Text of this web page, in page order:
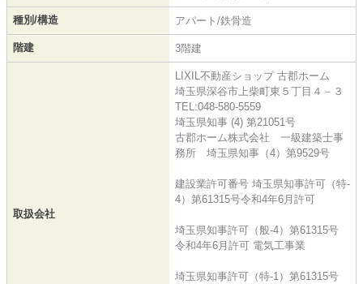
種別/構造 アパート/鉄骨造
階建 3階建
取扱会社
LIXIL不動産ショップ 古郡ホーム
埼玉県深谷市上柴町東５丁目４－３
TEL:048-580-5559
埼玉県知事 (4) 第21051号
古郡ホーム株式会社 一級建築士事
務所 埼玉県知事（4）第9529号
建設業許可番号 埼玉県知事許可（特-
4）第61315号令和4年6月許可
埼玉県知事許可（般-4）第61315号
令和4年6月許可 電気工事業
埼玉県知事許可（特-1）第61315号